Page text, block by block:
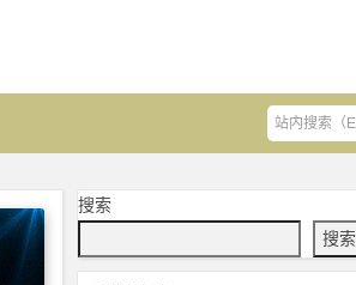
搜索
搜索